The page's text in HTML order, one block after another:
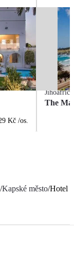
Kč /os.
The
/Kapské město/Hotel